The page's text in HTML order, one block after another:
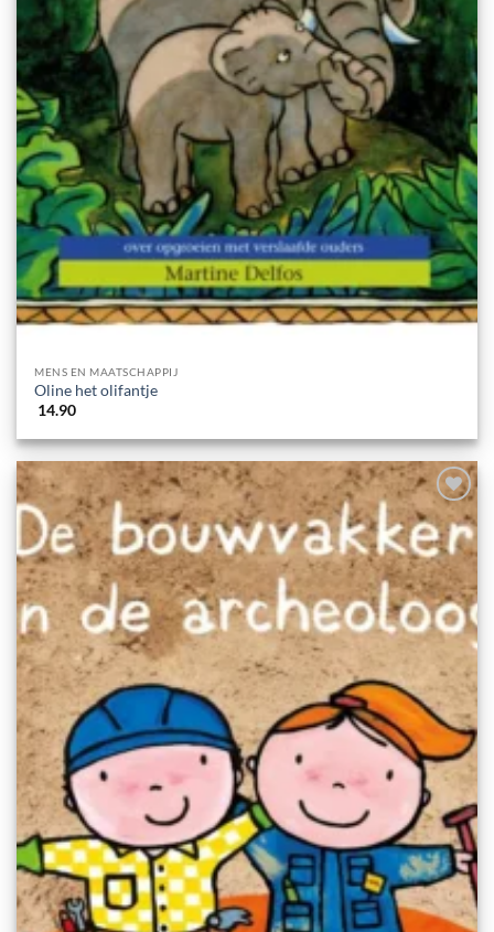
MENS EN MAATSCHAPPIJ
Oline het olifantje
14.90